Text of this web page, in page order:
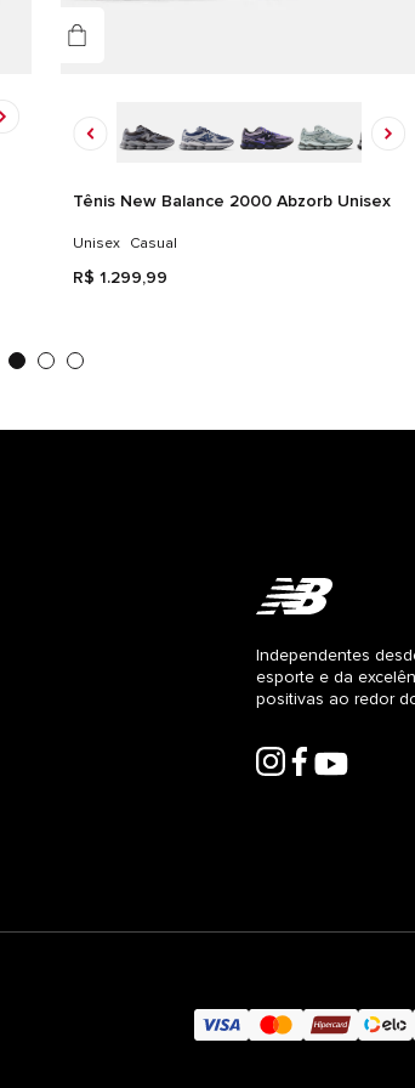
Tênis New Balance 2000 Abzorb Unisex
Unisex Casual
R$ 1.299,99
Independentes
esporte e da
positivas ao redor